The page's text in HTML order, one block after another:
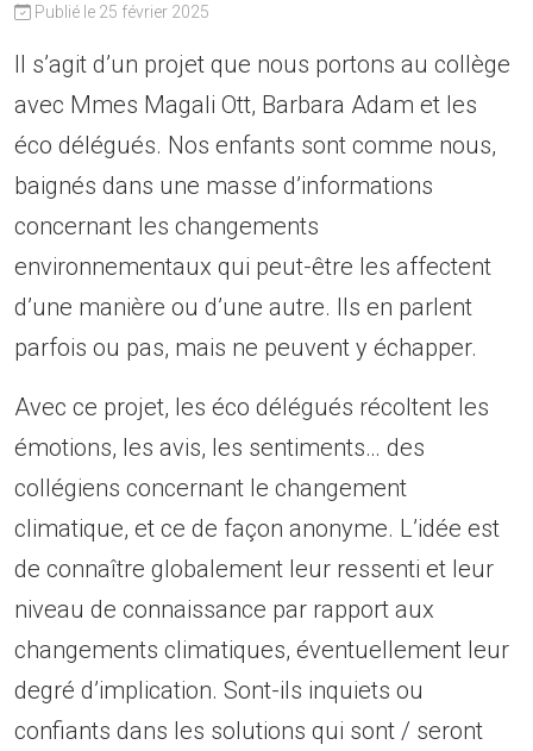
Publié le 25 février 2025
Il s’agit d’un projet que nous portons au collège
avec Mmes Magali Ott, Barbara Adam et les
éco délégués. Nos enfants sont comme nous,
baignés dans une masse d’informations
concernant les changements
environnementaux qui peut-être les affectent
d’une manière ou d’une autre. Ils en parlent
parfois ou pas, mais ne peuvent y échapper.
Avec ce projet, les éco délégués récoltent les
émotions, les avis, les sentiments… des
collégiens concernant le changement
climatique, et ce de façon anonyme. L’idée est
de connaître globalement leur ressenti et leur
niveau de connaissance par rapport aux
changements climatiques, éventuellement leur
degré d’implication. Sont-ils inquiets ou
confiants dans les solutions qui sont / seront